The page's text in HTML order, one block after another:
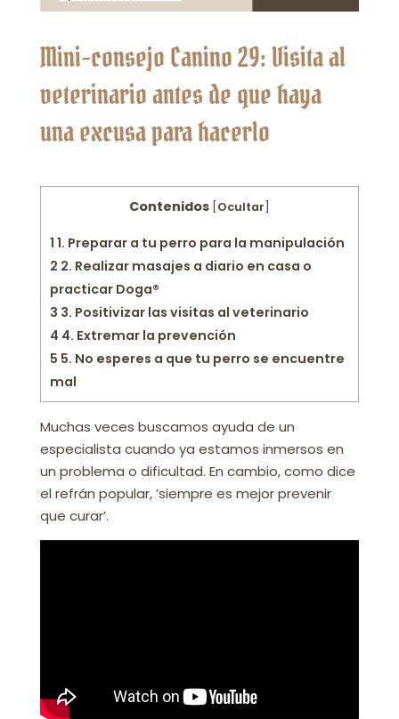
Mini-consejo Canino 29: Visita al
veterinario antes de que haya
una excusa para hacerlo
Contenidos Ocultar
1 1. Preparar a tu perro para la manipulación
2 2. Realizar masajes a diario en casa o
practicar Doga®
3 3. Positivizar las visitas al veterinario
4 4. Extremar la prevención
5 5. No esperes a que tu perro se encuentre
mal
Muchas veces buscamos ayuda de un
especialista cuando ya estamos inmersos en
un problema o dificultad. En cambio, como dice
el refrán popular, ’siempre es mejor prevenir
que curar’.